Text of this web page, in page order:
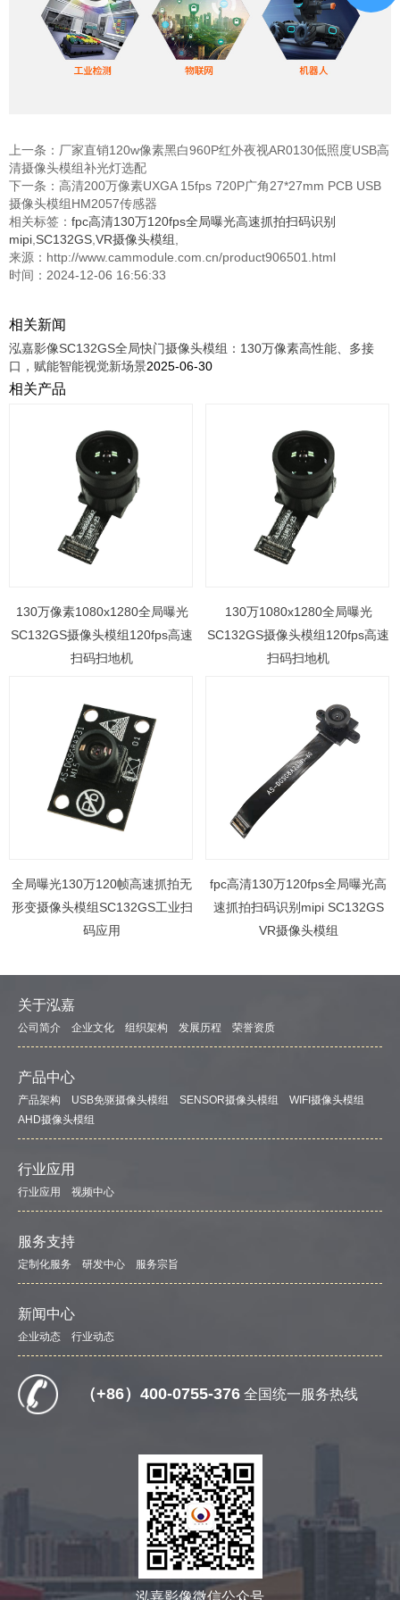
上一条： 厂家直销120w像素黑白960P红外夜视AR0130低照度USB高
清摄像头模组补光灯选配
下一条： 高清200万像素UXGA 15fps 720P广角27*27mm PCB USB
摄像头模组HM2057传感器
相关标签： fpc高清130万120fps全局曝光高速抓拍扫码识别
mipi,SC132GS,VR摄像头模组,
来源：http://www.cammodule.com.cn/product906501.html
时间：2024-12-06 16:56:33
相关新闻
泓嘉影像SC132GS全局快门摄像头模组：130万像素高性能、多接
口，赋能智能视觉新场景2025-06-30
相关产品
130万像素1080x1280全局曝光
SC132GS摄像头模组120fps高速
扫码扫地机
130万1080x1280全局曝光
SC132GS摄像头模组120fps高速
扫码扫地机
全局曝光130万120帧高速抓拍无
形变摄像头模组SC132GS工业扫
码应用
fpc高清130万120fps全局曝光高
速抓拍扫码识别mipi SC132GS
VR摄像头模组
关于泓嘉
公司简介 企业文化 组织架构 发展历程 荣誉资质
产品中心
产品架构 USB免驱摄像头模组 SENSOR摄像头模组
WIFI摄像头模组
AHD摄像头模组
行业应用
行业应用 视频中心
服务支持
定制化服务 研发中心 服务宗旨
新闻中心
企业动态 行业动态
（+86）400-0755-376 全国统一服务热线
泓嘉影像微信公众号